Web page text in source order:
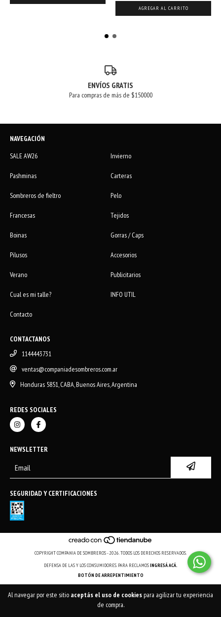
Al navegar por este sitio aceptás el uso de cookiespara agilizar tu experiencia
de compra.
AGREGAR AL CARRITO
ENVÍOS GRATIS
Para compras de más de $150000
NAVEGACIÓN
SALE AW26
Invierno
Pashminas Carteras
Sombreros de fieltro Pelo
Francesas Tejidos
Boinas Gorras / Caps
Pilusos Accesorios
Verano Publicitarios
Cual es mi talle? INFO UTIL
Contacto
CONTACTANOS
1144443731
ventas@companiadesombreros.com.ar
Honduras 5851, CABA, Buenos Aires, Argentina
REDES SOCIALES
NEWSLETTER
SEGURIDAD Y CERTIFICACIONES
COPYRIGHT COMPANIA DE SOMBREROS - 2026. TODOS LOS DERECHOS RESERVADOS.
DEFENSA DE LAS Y LOS CONSUMIDORES. PARA RECLAMOSINGRESÁ ACÁ.
BOTÓN DE ARREPENTIMIENTO